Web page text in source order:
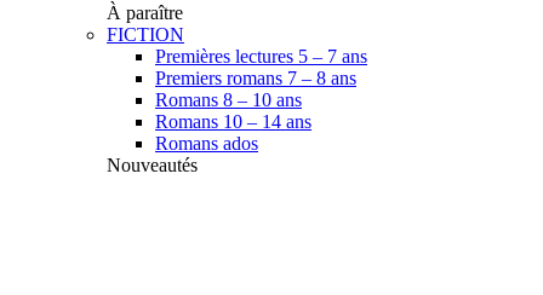
À paraître
FICTION
Premières lectures 5 – 7 ans
Premiers romans 7 – 8 ans
Romans 8 – 10 ans
Romans 10 – 14 ans
Romans ados
Nouveautés